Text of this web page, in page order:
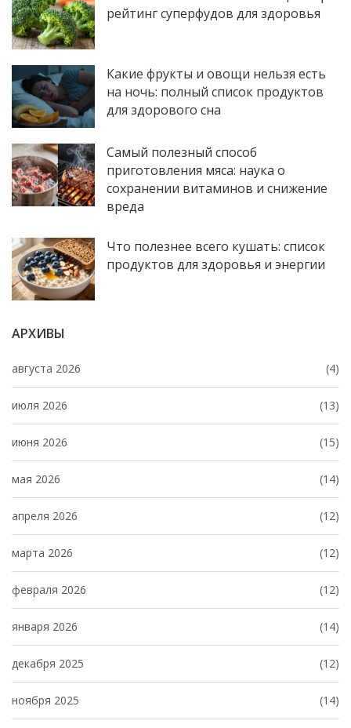
рейтинг суперфудов для здоровья
Какие фрукты и овощи нельзя есть
на ночь: полный список продуктов
для здорового сна
Самый полезный способ
приготовления мяса: наука о
сохранении витаминов и снижение
вреда
Что полезнее всего кушать: список
продуктов для здоровья и энергии
АРХИВЫ
августа 2026 (4)
июля 2026 (13)
июня 2026 (15)
мая 2026 (14)
апреля 2026 (12)
марта 2026 (12)
февраля 2026 (12)
января 2026 (14)
декабря 2025 (12)
ноября 2025 (14)